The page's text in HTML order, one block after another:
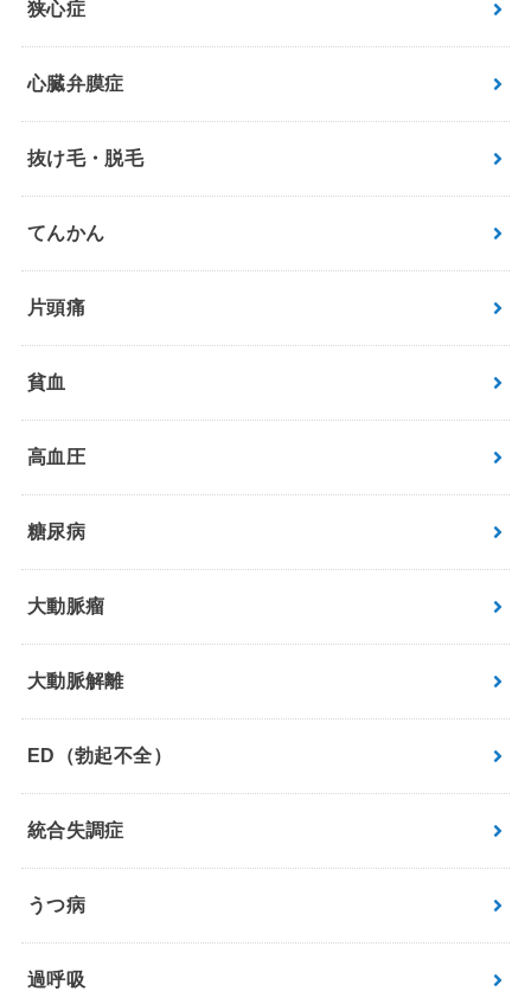
狭心症
心臓弁膜症
抜け毛・脱毛
てんかん
片頭痛
貧血
高血圧
糖尿病
大動脈瘤
大動脈解離
ED（勃起不全）
統合失調症
うつ病
過呼吸